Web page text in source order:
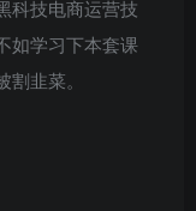
科技电商运营技
如学习下本套课
韭菜。